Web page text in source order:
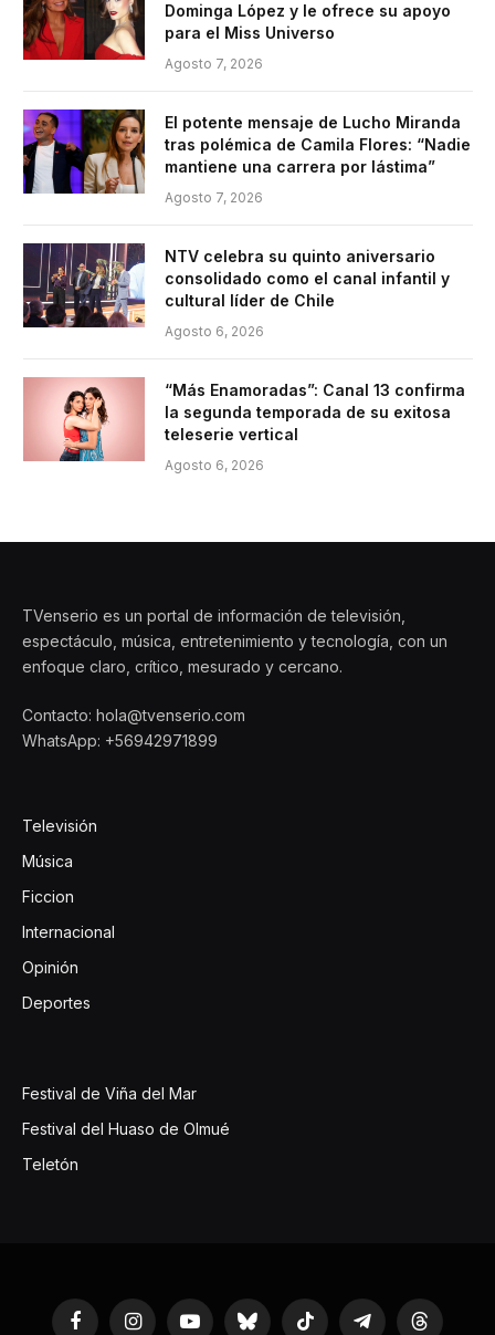
Dominga López y le ofrece su apoyo
para el Miss Universo
Agosto 7, 2026
El potente mensaje de Lucho Miranda
tras polémica de Camila Flores: “Nadie
mantiene una carrera por lástima”
Agosto 7, 2026
NTV celebra su quinto aniversario
consolidado como el canal infantil y
cultural líder de Chile
Agosto 6, 2026
“Más Enamoradas”: Canal 13 confirma
la segunda temporada de su exitosa
teleserie vertical
Agosto 6, 2026
TVenserio es un portal de información de televisión,
espectáculo, música, entretenimiento y tecnología, con un
enfoque claro, crítico, mesurado y cercano.
Contacto: hola@tvenserio.com
WhatsApp: +56942971899
Televisión
Música
Ficcion
Internacional
Opinión
Deportes
Festival de Viña del Mar
Festival del Huaso de Olmué
Teletón
FacebookInstagramYouTubeBluesky TikTok TelegramThreads